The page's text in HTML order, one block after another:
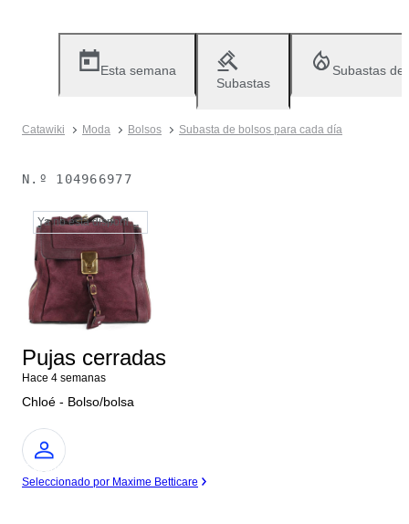
Esta semana
Subastas
Subastas
Catawiki Moda Bolsos Subasta de bolsos para cada día
N.º 104966977
Ya no está disponible
Pujas cerradas
Hace 4 semanas
Chloé - Bolso/bolsa
Experto
Seleccionado por Maxime Betticare